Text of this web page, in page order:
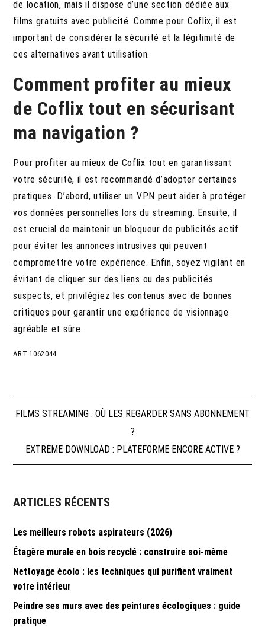
de location, mais il dispose d’une section dédiée aux
films gratuits avec publicité. Comme pour Coflix, il est
important de considérer la sécurité et la légitimité de
ces alternatives avant utilisation.
Comment profiter au mieux
de Coflix tout en sécurisant
ma navigation ?
Pour profiter au mieux de Coflix tout en garantissant
votre sécurité, il est recommandé d’adopter certaines
pratiques. D’abord, utiliser un VPN peut aider à protéger
vos données personnelles lors du streaming. Ensuite, il
est crucial de maintenir un bloqueur de publicités actif
pour éviter les annonces intrusives qui peuvent
compromettre votre expérience. Enfin, soyez vigilant en
évitant de cliquer sur des liens ou des publicités
suspects, et privilégiez les contenus avec de bonnes
critiques pour garantir une expérience de visionnage
agréable et sûre.
ART.1062044
Navigation
de
FILMS STREAMING : OÙ LES REGARDER SANS ABONNEMENT
?
EXTREME DOWNLOAD : PLATEFORME ENCORE ACTIVE ?
ARTICLES RÉCENTS
Les meilleurs robots aspirateurs (2026)
Étagère murale en bois recyclé : construire soi-même
Nettoyage écolo : les techniques qui purifient vraiment
votre intérieur
Peindre ses murs avec des peintures écologiques : guide
pratique